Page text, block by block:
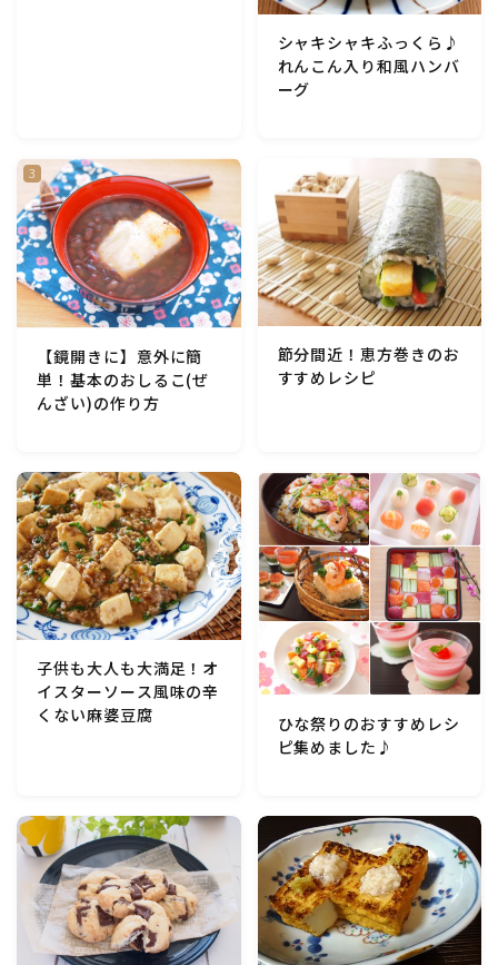
シャキシャキふっくら♪
れんこん入り和風ハンバ
ーグ
【鏡開きに】意外に簡
単！基本のおしるこ(ぜ
んざい)の作り方
節分間近！恵方巻きのお
すすめレシピ
子供も大人も大満足！オ
イスターソース風味の辛
くない麻婆豆腐
ひな祭りのおすすめレシ
ピ集めました♪